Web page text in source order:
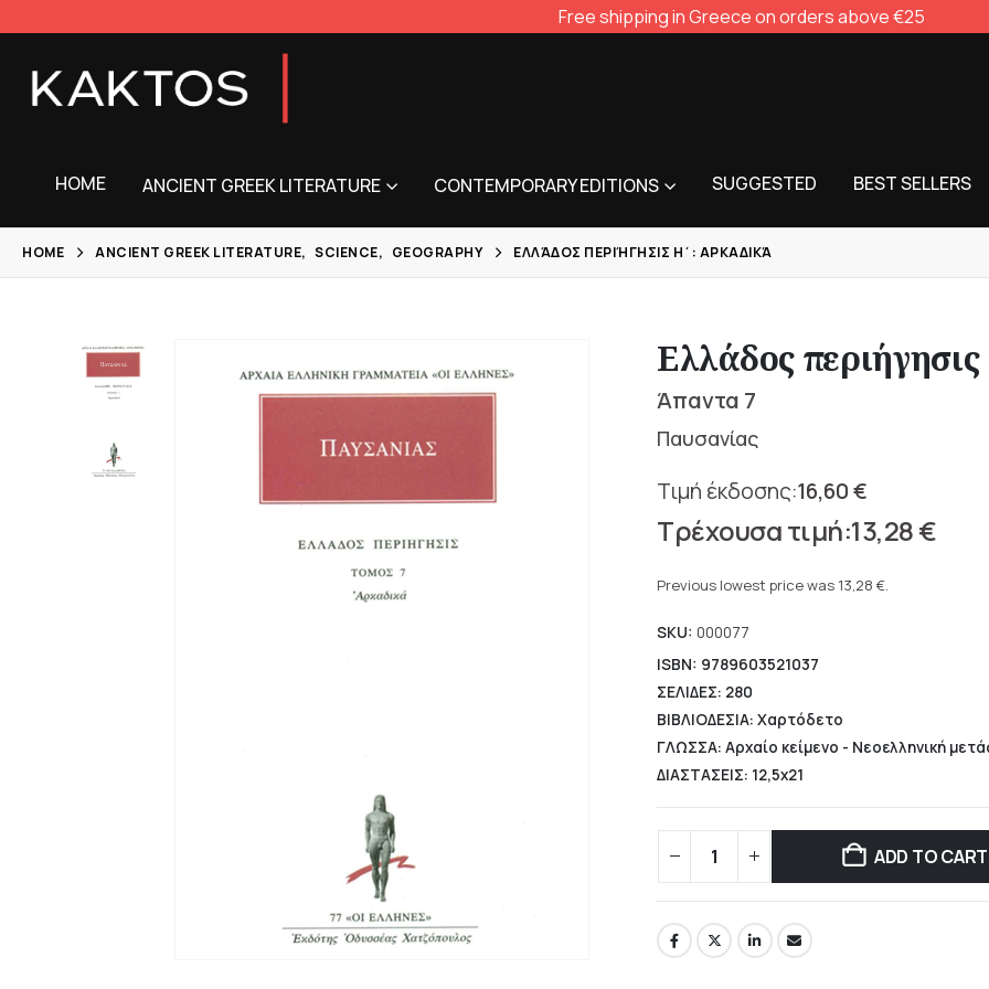
Free shipping in Greece on orders above €25
HOME ANCIENT GREEK LITERATURE CONTEMPORARY EDITIONS SUGGESTED BEST SELLERS
HOME ANCIENT GREEK LITERATURE, SCIENCE, GEOGRAPHY ΕΛΛΆΔΟΣ ΠΕΡΙΉΓΗΣΙΣ Η΄: ΑΡΚΑΔΙΚΆ
Ελλάδος
Άπαντα 7
Παυσανίας
16,60€
Original
price
was:
16,60 €.
13,28€
price
13,28 €.
Previous lowest price was 13,28 €.
SKU: 000077
ISBN: 9789603521037
ΣΕΛΙΔΕΣ: 280
ΒΙΒΛΙΟΔΕΣΙΑ: Χαρτόδετο
ΓΛΩΣΣΑ: Αρχαίο κείμενο - Νεοελληνική
ΔΙΑΣΤΑΣΕΙΣ: 12,5x21
ADD TO CART